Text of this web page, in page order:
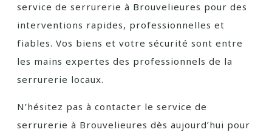
service de serrurerie à Brouvelieures pour des
interventions rapides, professionnelles et
fiables. Vos biens et votre sécurité sont entre
les mains expertes des professionnels de la
serrurerie locaux.
N’hésitez pas à contacter le service de
serrurerie à Brouvelieures dès aujourd’hui pour